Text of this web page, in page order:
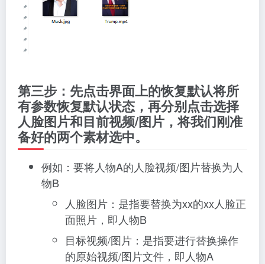
第三步：先点击界面上的恢复默认将所
有参数恢复默认状态，再分别点击选择
人脸图片和目前视频/图片，将我们刚准
备好的两个素材选中。
例如：要将人物A的人脸视频/图片替换为人
物B
人脸图片：是指要替换为xx的xx人脸正
面照片，即人物B
目标视频/图片：是指要进行替换操作
的原始视频/图片文件，即人物A